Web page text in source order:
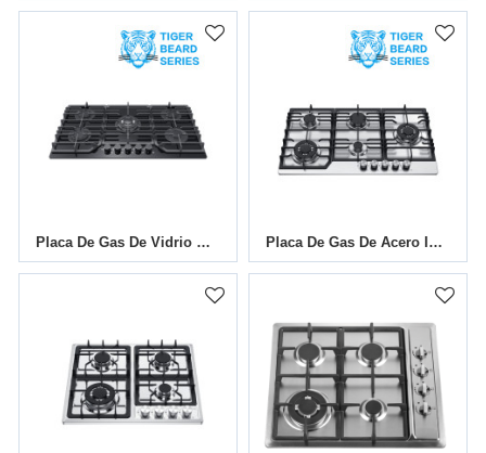
Placa De Gas De Vidrio De 5 Quemadores De 30 Pulgadas MGBG-875T | Compatible Con OEM Y ODM Placa De Gas De Acero Inoxidable De 5 Quemadores Y 30 Pulgadas MGBS-865T | Compatible Con OEM Y ODM